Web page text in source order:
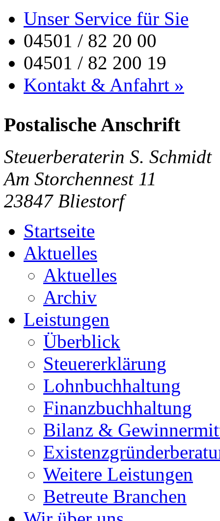
Unser Service für Sie
04501 / 82 20 00
04501 / 82 200 19
Kontakt & Anfahrt »
Postalische Anschrift
Steuerberaterin S. Schmidt
Am Storchennest 11
23847 Bliestorf
Startseite
Aktuelles
Aktuelles
Archiv
Leistungen
Überblick
Steuererklärung
Lohnbuchhaltung
Finanzbuchhaltung
Bilanz &
Weitere Leistungen
Betreute Branchen